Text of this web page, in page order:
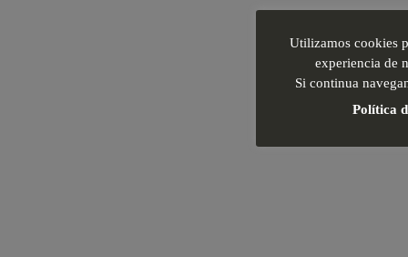
Utilizamos cookies
experiencia de
Si continua
Política